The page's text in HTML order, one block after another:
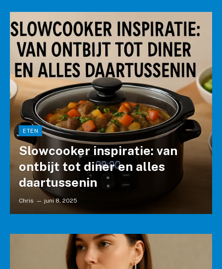
ETEN
Slowcooker inspiratie: van
ontbijt tot diner en alles
daartussenin
Chris juni 8, 2025